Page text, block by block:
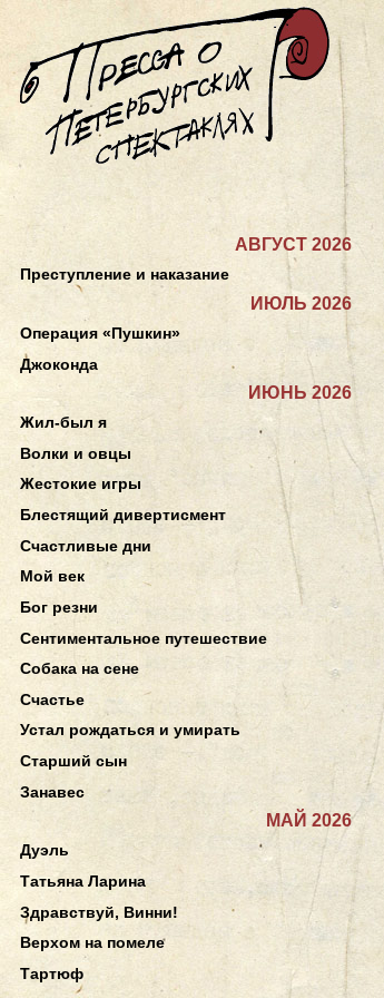
АВГУСТ 2026
Преступление и наказание
ИЮЛЬ 2026
Операция «Пушкин»
Джоконда
ИЮНЬ 2026
Жил-был я
Волки и овцы
Жестокие игры
Блестящий дивертисмент
Счастливые дни
Мой век
Бог резни
Сентиментальное путешествие
Собака на сене
Счастье
Устал рождаться и умирать
Старший сын
Занавес
МАЙ 2026
Дуэль
Татьяна Ларина
Здравствуй, Винни!
Верхом на помеле
Тартюф